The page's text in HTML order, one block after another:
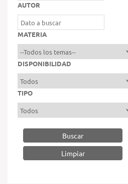
AUTOR
MATERIA
DISPONIBILIDAD
TIPO
Buscar